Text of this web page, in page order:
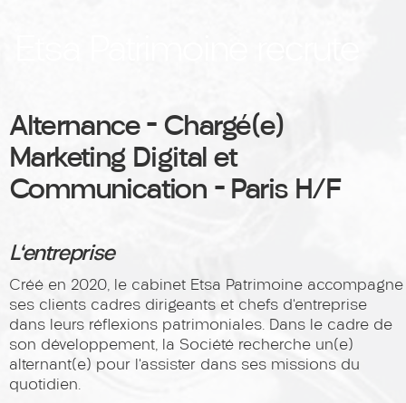
Alternance – Chargé(e)
Marketing Digital et
Communication – Paris H/F
L'entreprise
Créé en 2020, le cabinet Etsa Patrimoine accompagne
ses clients cadres dirigeants et chefs d’entreprise
dans leurs réflexions patrimoniales. Dans le cadre de
son développement, la Société recherche un(e)
alternant(e) pour l’assister dans ses missions du
quotidien.